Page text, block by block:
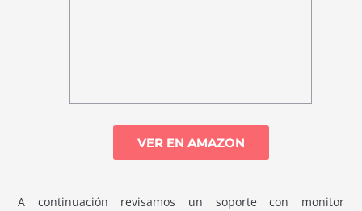
VER EN AMAZON
A continuación revisamos un soporte con monitor